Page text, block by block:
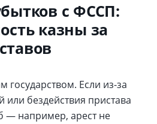
с ФССП:
казны за
государством. Если из-за
или бездействия пристава
— например, арест не